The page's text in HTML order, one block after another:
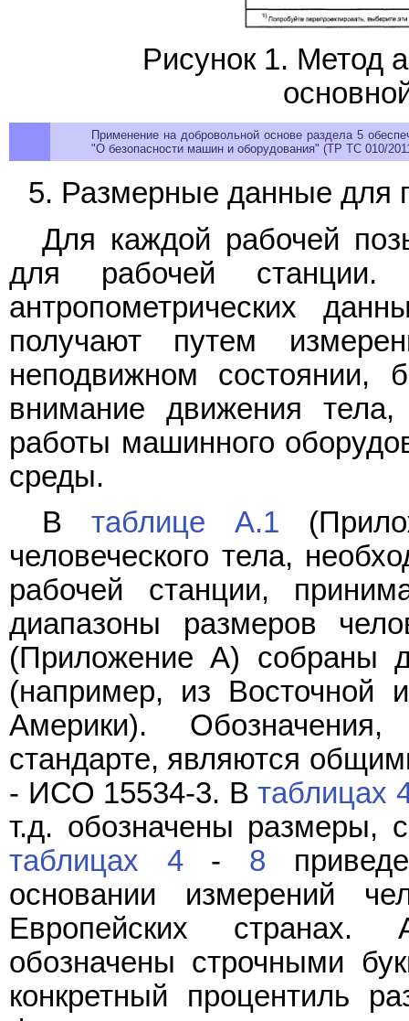
Рисунок 1. Метод
Применение на добровольной основе раздела 5
"О безопасности машин и оборудования" (ТР ТС 010/
5. Размерные данные для
Для каждой рабочей
для рабочей
антропометрических
получают путем
неподвижном
внимание движения
работы машинного
среды.
В таблице A.1
человеческого тела,
рабочей станции,
диапазоны размеров
(Приложение A) собраны
(например, из Восточной
Америки).
стандарте, являются
- ИСО 15534-3. Втаблицах
т.д. обозначены размеры,
таблицах 4- 8
основании измерений
Европейских странах.
обозначены строчными
конкретный процентиль